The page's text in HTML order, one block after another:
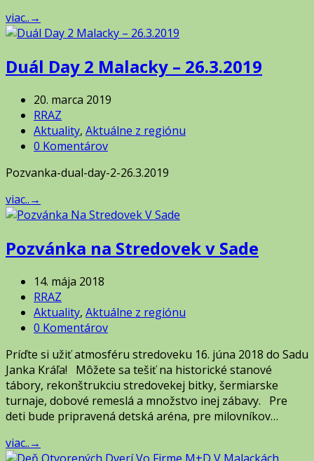
viac..→
Duál Day 2 Malacky – 26.3.2019
20. marca 2019
RRAZ
Aktuality, Aktuálne z regiónu
0 Komentárov
Pozvanka-dual-day-2-26.3.2019
viac..→
Pozvánka na Stredovek v Sade
14. mája 2018
RRAZ
Aktuality, Aktuálne z regiónu
0 Komentárov
Príďte si užiť atmosféru stredoveku 16. júna 2018 do Sadu
Janka Kráľa! Môžete sa tešiť na historické stanové
tábory, rekonštrukciu stredovekej bitky, šermiarske
turnaje, dobové remeslá a množstvo inej zábavy. Pre
deti bude pripravená detská aréna, pre milovníkov…
viac..→